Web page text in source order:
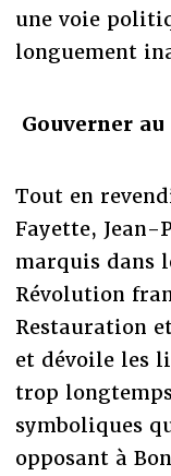
une voie
longuement
Gouverner
Tout en
Fayette, Jean-
marquis dans
Révolution
Restauration
et dévoile les
trop
symboliques
opposant à